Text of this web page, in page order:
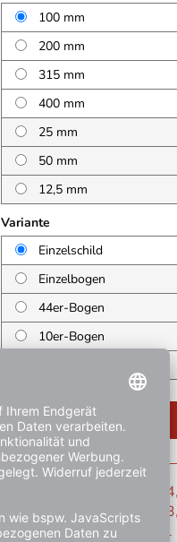
100 mm
200 mm
315 mm
400 mm
25 mm
50 mm
12,5 mm
Variante
Einzelschild
Einzelbogen
44er-Bogen
10er-Bogen
− +
Rabatte für Sie
ab 10 Stück: je Artikel
ab 25 Stück: je Artikel
ab 500 Stück: je Artikel